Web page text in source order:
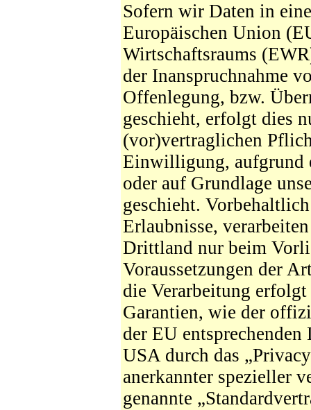
Sofern wir Daten in
Europäischen Union
Wirtschaftsraums
der Inanspruchnahme
Offenlegung, bzw.
geschieht, erfolgt dies
(vor)vertraglichen
Einwilligung, aufgrund
oder auf Grundlage
geschieht.
Erlaubnisse,
Drittland nur beim
Voraussetzungen der
die Verarbeitung
Garantien, wie der
der EU
USA durch das
anerkannter spezieller
genannte